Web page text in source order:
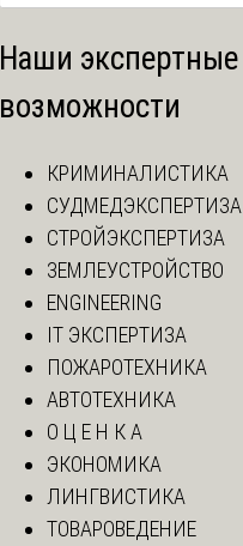
Наши экспертные
возможности
КРИМИНАЛИСТИКА
СУДМЕДЭКСПЕРТИЗА
СТРОЙЭКСПЕРТИЗА
ЗЕМЛЕУСТРОЙСТВО
ENGINEERING
IT ЭКСПЕРТИЗА
ПОЖАРОТЕХНИКА
АВТОТЕХНИКА
О Ц Е Н К А
ЭКОНОМИКА
ЛИНГВИСТИКА
ТОВАРОВЕДЕНИЕ